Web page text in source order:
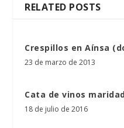
RELATED POSTS
Crespillos en Aínsa
23 de marzo de 2013
Cata de vinos
18 de julio de 2016